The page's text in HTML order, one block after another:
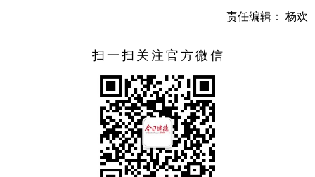
套数字化监控、音响设备，夯实公共文化服务基础。同时，
元素，兼顾村民议事、日常餐饮功能，推出老年送餐服务，
既解决村内养老就餐难题，也为研学团队提供配套保障。此
外，他牵头组建村级威风锣鼓队，常态化开展文体活动，丰
富了村民的精神文化生活。
在人居环境提升方面，黄高高规整村内菜园、翻新篮球
场，完善乡村文体配套设施。依托优质场地资源，田畈村连
续两届承办大同镇村BA篮球赛，每场赛事均吸引数百名群众
责任编辑： 杨欢
扫一扫关注官方微信